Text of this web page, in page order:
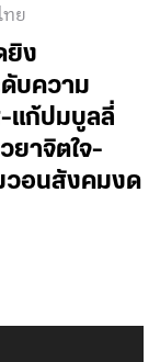
ย
ยิง
บความ
แก้ปมบูลลี่
ยาจิตใจ-
วอนสังคมงด